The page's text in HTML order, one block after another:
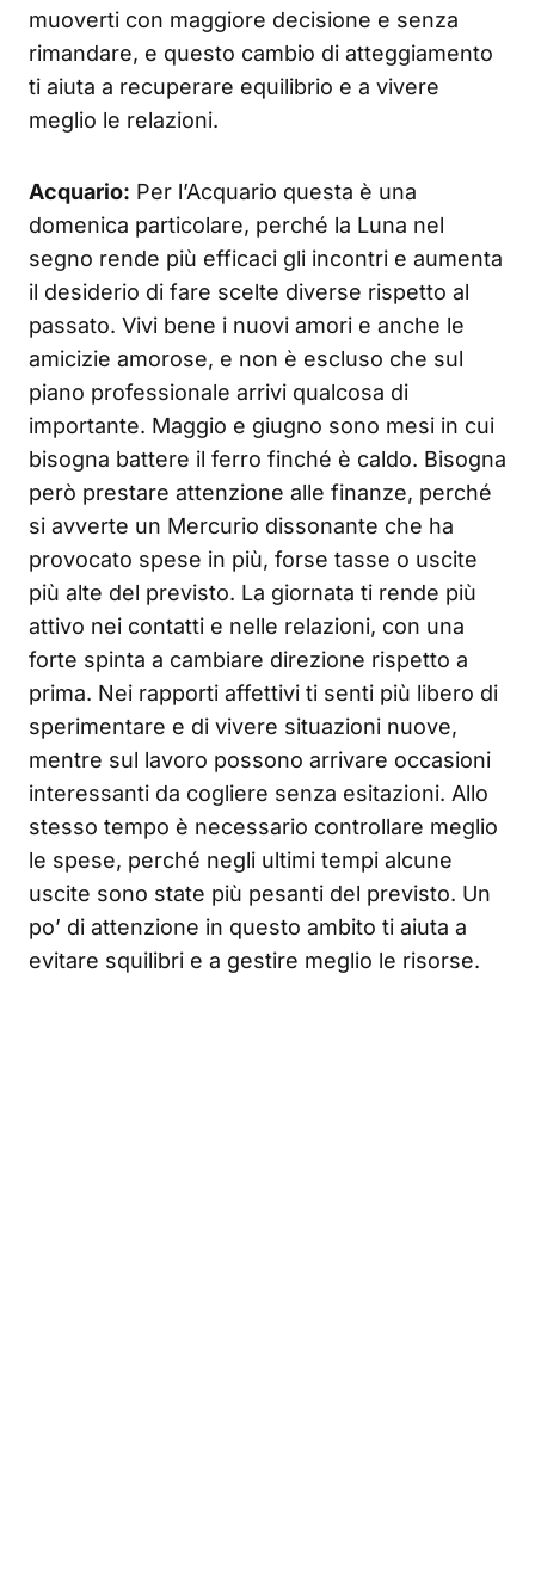
muoverti con maggiore decisione e senza
rimandare, e questo cambio di atteggiamento
ti aiuta a recuperare equilibrio e a vivere
meglio le relazioni.
Acquario: Per l’Acquario questa è una
domenica particolare, perché la Luna nel
segno rende più efficaci gli incontri e aumenta
il desiderio di fare scelte diverse rispetto al
passato. Vivi bene i nuovi amori e anche le
amicizie amorose, e non è escluso che sul
piano professionale arrivi qualcosa di
importante. Maggio e giugno sono mesi in cui
bisogna battere il ferro finché è caldo. Bisogna
però prestare attenzione alle finanze, perché
si avverte un Mercurio dissonante che ha
provocato spese in più, forse tasse o uscite
più alte del previsto. La giornata ti rende più
attivo nei contatti e nelle relazioni, con una
forte spinta a cambiare direzione rispetto a
prima. Nei rapporti affettivi ti senti più libero di
sperimentare e di vivere situazioni nuove,
mentre sul lavoro possono arrivare occasioni
interessanti da cogliere senza esitazioni. Allo
stesso tempo è necessario controllare meglio
le spese, perché negli ultimi tempi alcune
uscite sono state più pesanti del previsto. Un
po’ di attenzione in questo ambito ti aiuta a
evitare squilibri e a gestire meglio le risorse.